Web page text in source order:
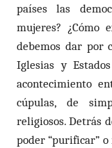
países las
mujeres? ¿Cómo
debemos dar por
Iglesias y
acontecimiento
cúpulas, de
religiosos. Detrás
poder “purificar”